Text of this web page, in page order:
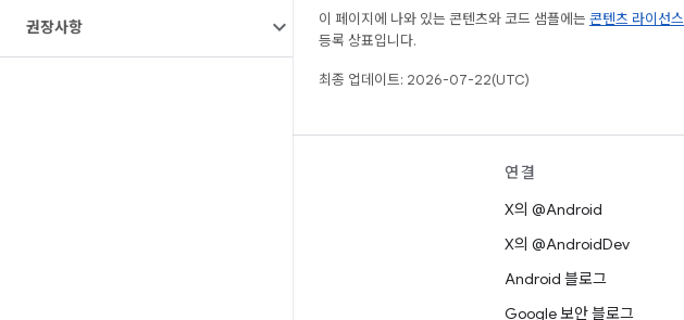
권장사항 이 페이지에 나와 있는 콘텐츠와 코드 샘플에는 콘텐츠 라이선스
등록 상표입니다.
최종 업데이트: 2026-07-22(UTC)
연결
X의 @Android
X의 @AndroidDev
Android 블로그
Google 보안 블로그